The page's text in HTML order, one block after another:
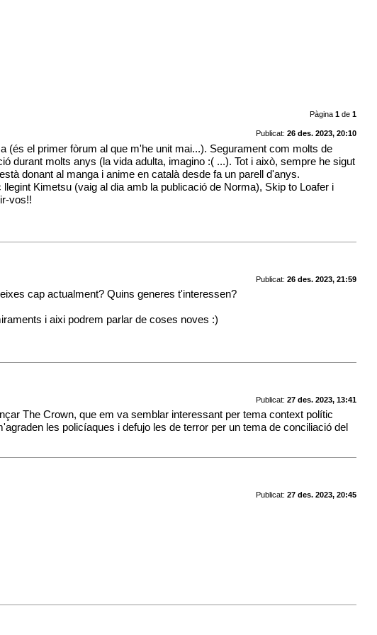
Pàgina 1de 1
Publicat: 26 des. 2023, 20:10
(és el primer fòrum al que m'he unit mai...). Segurament com molts de
durant molts anys (la vida adulta, imagino :( ...). Tot i això, sempre he sigut
donant al manga i anime en català desde fa un parell d'anys.
Kimetsu (vaig al dia amb la publicació de Norma), Skip to Loafer i
vos!!
Publicat: 26 des. 2023, 21:59
cap actualment? Quins generes t'interessen?
i aixi podrem parlar de coses noves :)
Publicat: 27 des. 2023, 13:41
The Crown, que em va semblar interessant per tema context polític
les policíaques i defujo les de terror per un tema de conciliació del
Publicat: 27 des. 2023, 20:45